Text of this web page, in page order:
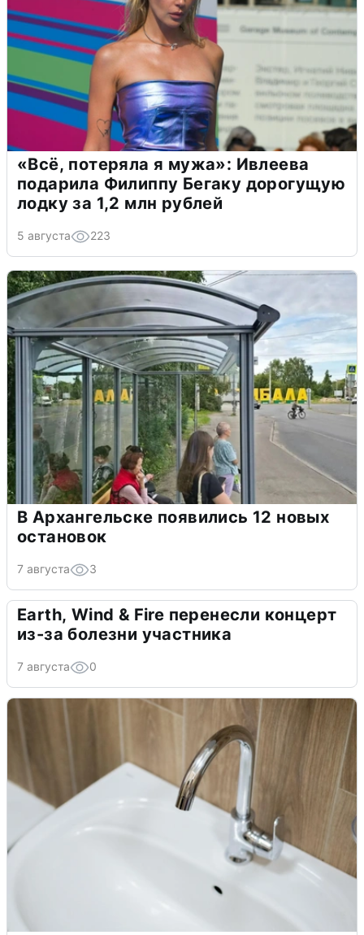
«Всё, потеряла я мужа»: Ивлеева
подарила Филиппу Бегаку дорогущую
лодку за 1,2 млн рублей
5 августа 223
В Архангельске появились 12 новых
остановок
7 августа 3
Earth, Wind & Fire перенесли концерт
из-за болезни участника
7 августа 0